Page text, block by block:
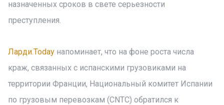
назначенных сроков в свете серьезности
преступления.
Ларди.Today напоминает, что на фоне роста числа
краж, связанных с испанскими грузовиками на
территории Франции, Национальный комитет Испании
по грузовым перевозкам (CNTC) обратился к